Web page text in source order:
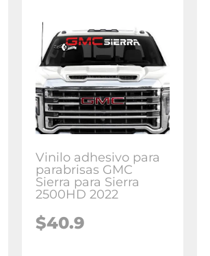
Vinilo adhesivo para
parabrisas GMC
Sierra para Sierra
2500HD 2022
$40.9